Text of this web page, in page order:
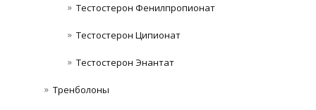
Тестостерон Фенилпропионат
Тестостерон Ципионат
Тестостерон Энантат
Тренболоны